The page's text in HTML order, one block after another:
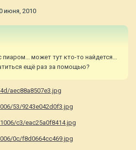
июня, 2010
может тут кто-то найдется...
ещё раз за помощью?
aec88a8507e3.jpg
53/9243e042d0f3.jpg
c3/eac25a0f8414.jpg
0c/f8d0664cc469.jpg